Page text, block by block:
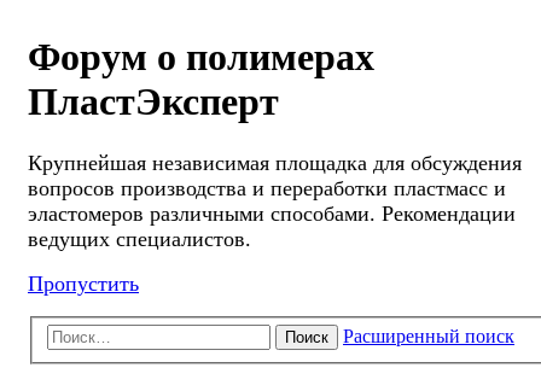
Форум о полимерах
ПластЭксперт
Крупнейшая независимая площадка для обсуждения
вопросов производства и переработки пластмасс и
эластомеров различными способами. Рекомендации
ведущих специалистов.
Пропустить
Поиск Расширенный поиск